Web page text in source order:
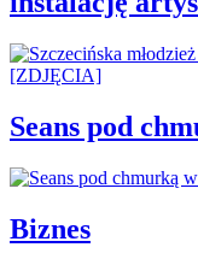
Seans pod
Biznes